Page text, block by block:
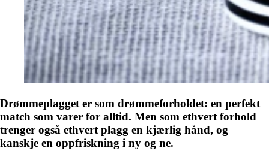
Drømmeplagget er som drømmeforholdet: en perfekt
match som varer for alltid. Men som ethvert forhold
trenger også ethvert plagg en kjærlig hånd, og
kanskje en oppfriskning i ny og ne.